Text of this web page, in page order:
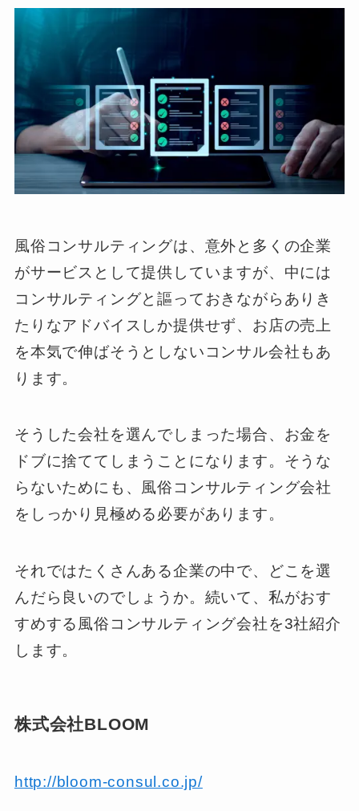
風俗コンサルティングは、意外と多くの企業
がサービスとして提供していますが、中には
コンサルティングと謳っておきながらありき
たりなアドバイスしか提供せず、お店の売上
を本気で伸ばそうとしないコンサル会社もあ
ります。
そうした会社を選んでしまった場合、お金を
ドブに捨ててしまうことになります。そうな
らないためにも、風俗コンサルティング会社
をしっかり見極める必要があります。
それではたくさんある企業の中で、どこを選
んだら良いのでしょうか。続いて、私がおす
すめする風俗コンサルティング会社を3社紹介
します。
株式会社BLOOM
http://bloom-consul.co.jp/